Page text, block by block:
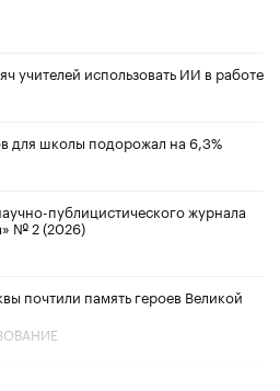
учителей использовать ИИ в работе
для школы подорожал на 6,3%
публицистического журнала
№ 2 (2026)
почтили память героев Великой